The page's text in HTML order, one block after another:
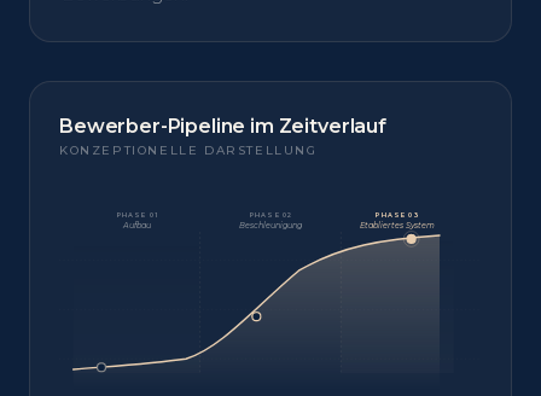
Bewerber-Pipeline im Zeitverlauf
KONZEPTIONELLE DARSTELLUNG
PHASE 01
Aufbau
PHASE 02
Beschleunigung
PHASE 03
Etabliertes System